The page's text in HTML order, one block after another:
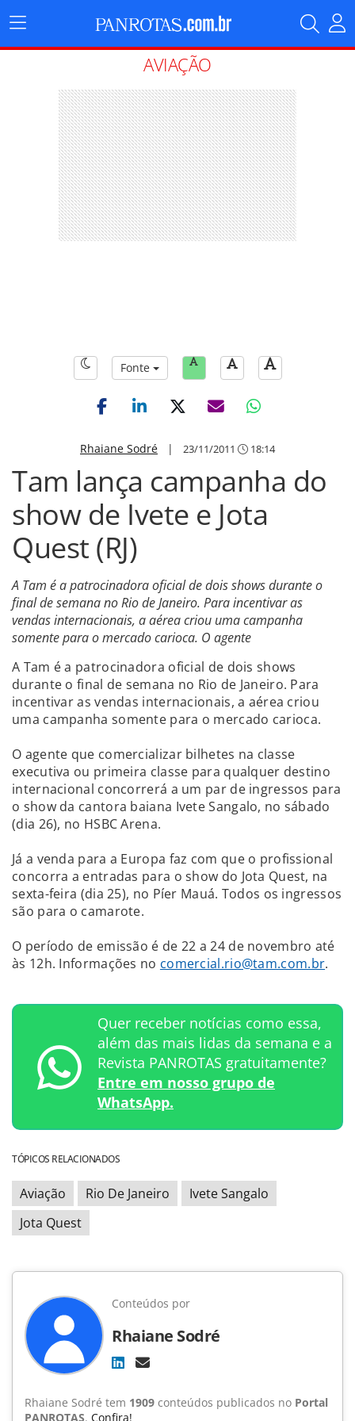
Menu
Principal
AVIAÇÃO
Fonte
Rhaiane Sodré | 23/11/2011 18:14
Tam lança campanha do
show de Ivete e Jota
Quest (RJ)
A Tam é a patrocinadora oficial de dois shows durante o
final de semana no Rio de Janeiro. Para incentivar as
vendas internacionais, a aérea criou uma campanha
somente para o mercado carioca. O agente
A Tam é a patrocinadora oficial de dois shows
durante o final de semana no Rio de Janeiro. Para
incentivar as vendas internacionais, a aérea criou
uma campanha somente para o mercado carioca.
O agente que comercializar bilhetes na classe
executiva ou primeira classe para qualquer destino
internacional concorrerá a um par de ingressos para
o show da cantora baiana Ivete Sangalo, no sábado
(dia 26), no HSBC Arena.
Já a venda para a Europa faz com que o profissional
concorra a entradas para o show do Jota Quest, na
sexta-feira (dia 25), no Píer Mauá. Todos os ingressos
são para o camarote.
O período de emissão é de 22 a 24 de novembro até
às 12h. Informações no comercial.rio@tam.com.br.
Quer receber notícias como essa,
além das mais lidas da semana e a
Revista PANROTAS gratuitamente?
Entre em nosso grupo de
WhatsApp.
TÓPICOS RELACIONADOS
Aviação Rio De Janeiro
Ivete Sangalo
Jota Quest
Conteúdos por
Rhaiane Sodré
Rhaiane Sodré tem 1909 conteúdos publicados no Portal
PANROTAS. Confira!